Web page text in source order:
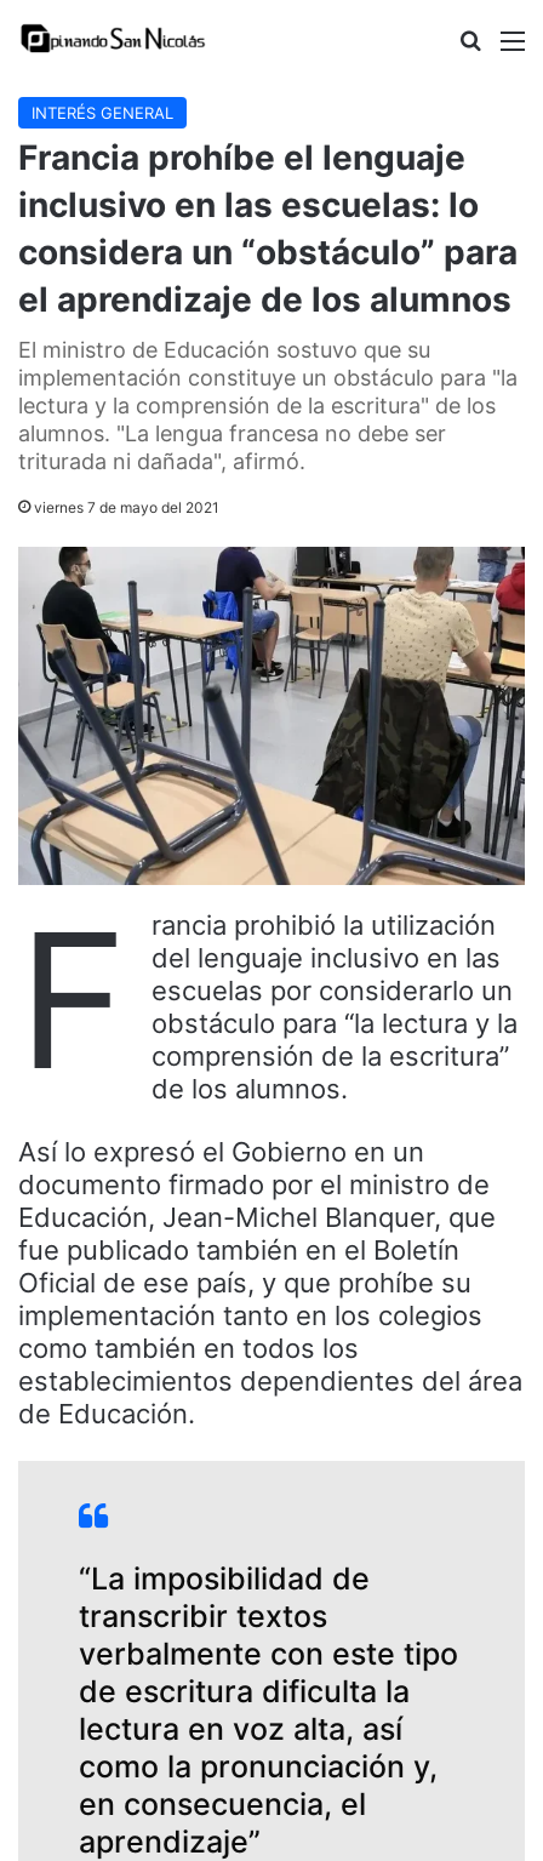
Buscar
INTERÉS GENERAL
Francia prohíbe el lenguaje
inclusivo en las escuelas: lo
considera un “obstáculo” para
el aprendizaje de los alumnos
El ministro de Educación sostuvo que su
implementación constituye un obstáculo para "la
lectura y la comprensión de la escritura" de los
alumnos. "La lengua francesa no debe ser
triturada ni dañada", afirmó.
viernes 7 de mayo del 2021
F
rancia prohibió la utilización
del lenguaje inclusivo en las
escuelas por considerarlo un
obstáculo para “la lectura y la
comprensión de la escritura”
de los alumnos.
Así lo expresó el Gobierno en un
documento firmado por el ministro de
Educación, Jean-Michel Blanquer, que
fue publicado también en el Boletín
Oficial de ese país, y que prohíbe su
implementación tanto en los colegios
como también en todos los
establecimientos dependientes del área
de Educación.
“La imposibilidad de
transcribir textos
verbalmente con este tipo
de escritura dificulta la
lectura en voz alta, así
como la pronunciación y,
en consecuencia, el
aprendizaje”